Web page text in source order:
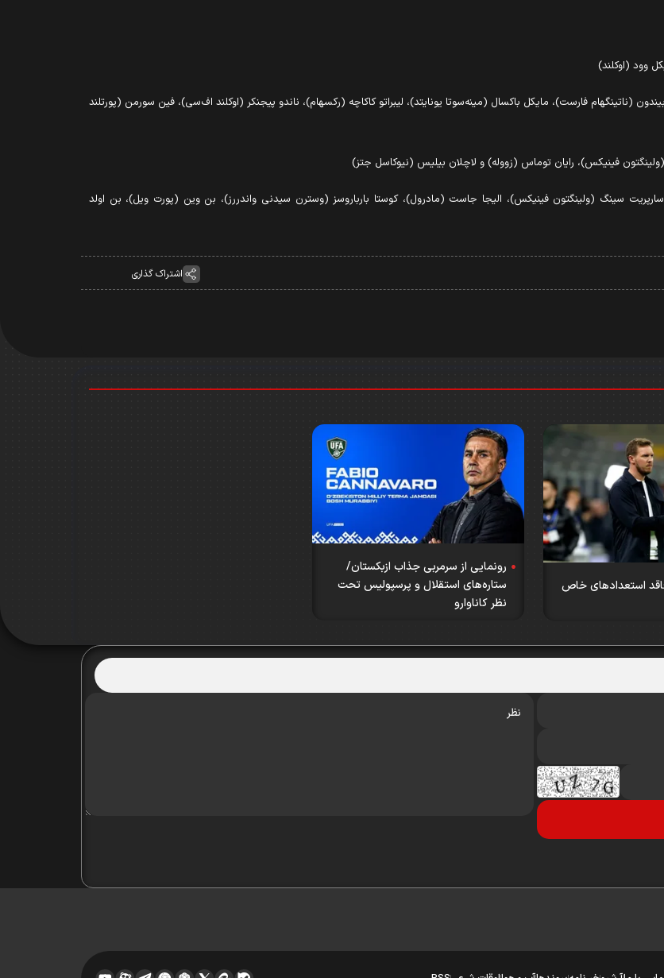
وود (اوکلند)
(ناتینگهام فارست)، مایکل باکسال (مینه‌سوتا یونایتد)، لیبراتو کاکاچه (رکسهام)، ناندو پیجنکر (اوکلند اف‌سی)، فین سورمن (پورتلند
فینیکس)، رایان توماس (زووله) و لاچلان بیلیس (نیوکاسل جتز)
سینگ (ولینگتون فینیکس)، الیجا جاست (مادرول)، کوستا بارباروسز (وسترن سیدنی واندررز)، بن وین (پورت ویل)، بن اولد
اشتراک گذاری
فاقد استعداد‌های خاص
رونمایی از سرمربی جذاب ازبکستان/
ستاره‌های استقلال و پرسپولیس تحت
نظر کاناوارو